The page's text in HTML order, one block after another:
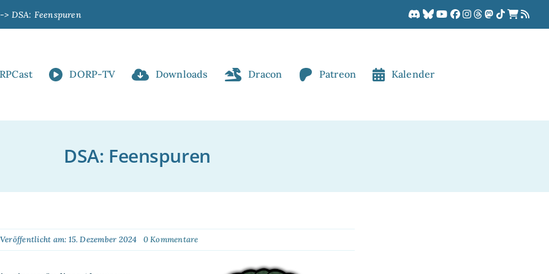
DSA: Feenspuren
DORP-TV Downloads Dracon Patreon Kalender
DSA: Feenspuren
Veröffentlicht am: 15. Dezember 2024 0 Kommentareon
DSA: